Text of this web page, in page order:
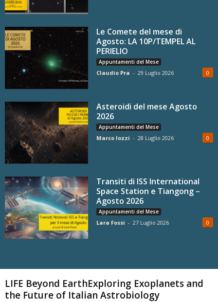
Le Comete del mese di
Agosto: LA 10P/TEMPEL AL
PERIELIO
Appuntamenti del Mese
Claudio Pra - 29 Luglio 2026 0
Asteroidi del mese Agosto
2026
Appuntamenti del Mese
Marco Iozzi - 28 Luglio 2026 0
Transiti di ISS International
Space Station e Tiangong –
Agosto 2026
Appuntamenti del Mese
Lara Fossi - 27 Luglio 2026 0
LIFE Beyond EarthExploring Exoplanets and
the Future of Italian Astrobiology